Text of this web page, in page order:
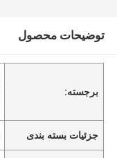
توضیحات محصول
برجسته:
جزئیات بسته بندی